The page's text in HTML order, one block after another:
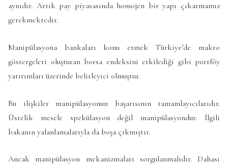
aynıdır. Artık pay piyasasında homojen bir yapı çıkarmamız
gerekmektedir.
Manipülasyona bankaları konu etmek Türkiye’de makro
göstergeleri oluşturan borsa endeksini etkilediği gibi portföy
yatırımları üzerinde belirleyici olmuştur.
Bu ilişkiler manipülasyonun başarısının tamamlayıcılarıdır.
Üstelik mesele spekülasyon değil manipülasyondur. İlgili
bakanın yalanlamalarıyla da boşa çıkmıştır.
Ancak manipülasyon mekanizmaları sorgulanmalıdır. Dahası